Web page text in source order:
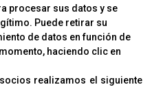
procesar sus datos y se
Puede retirar su
de datos en función de
haciendo clic en
realizamos el siguiente